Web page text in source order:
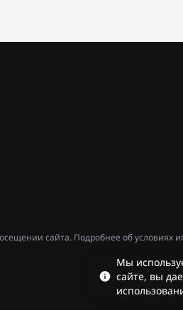
сайта. Подробнее об условиях
Мы
сайте, вы